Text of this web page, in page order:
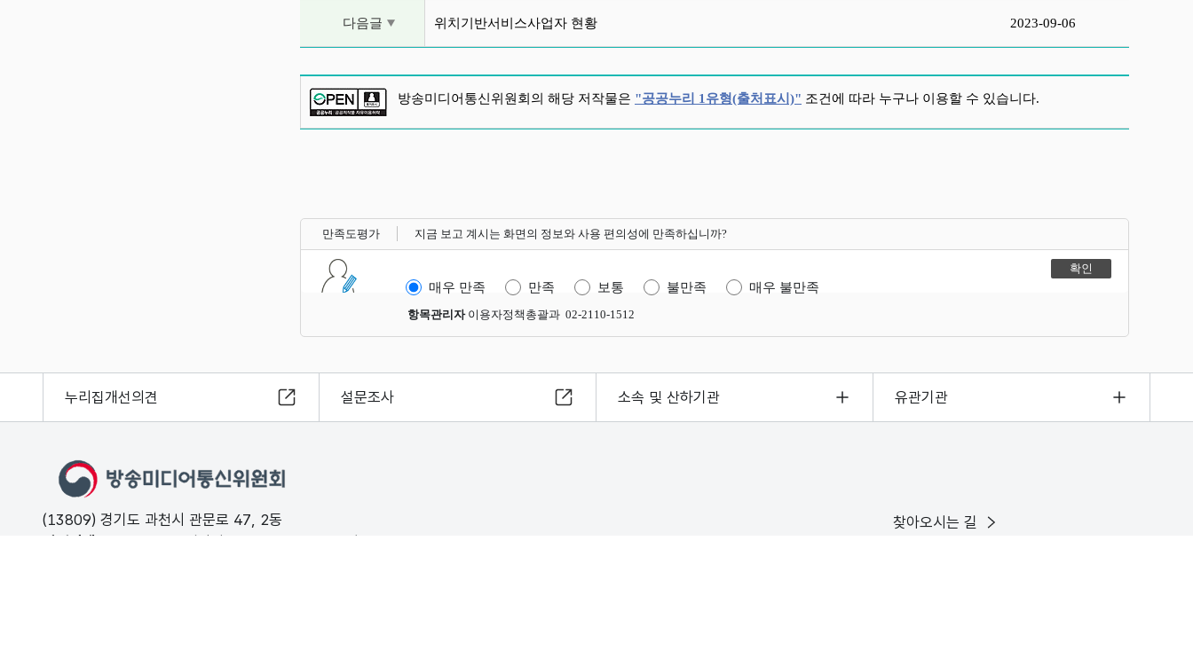
다음글 위치기반서비스사업자 현황 2023-09-06
방송미디어통신위원회의 해당 저작물은 "공공누리 1유형(출처표시)" 조건에 따라 누구나 이용할 수 있습니다.
만족도평가 지금 보고 계시는 화면의 정보와 사용 편의성에 만족하십니까?
매우 만족 만족 보통 불만족 매우 불만족
항목관리자이용자정책총괄과 02-2110-1512
누리집개선의견 설문조사 소속 및 산하기관 유관기관
(13809) 경기도 과천시 관문로 47, 2동
찾아오시는 길